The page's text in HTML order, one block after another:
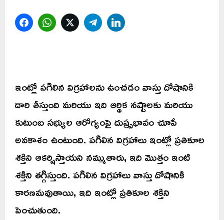
FacebookWhatsAppTwitterTelegram
ఇంట్లో పగిలిన విగ్రహాలను ఉంచడం వాస్తు దోషానికి
దారి తీస్తుంది మరియు ఇది ఆర్థిక నష్టాలకు మరియు
కుటుంబ సభ్యుల ఆరోగ్యంపై దుష్ప్రభావం చూపే
అవకాశం ఉంటుంది. పగిలిన విగ్రహాలు ఇంట్లో ప్రతికూల
శక్తిని ఆకర్షిస్తాయని నమ్ముతారు, ఇది మొత్తం ఇంటి
శక్తిని తగ్గిస్తుంది. పగిలిన విగ్రహాలు వాస్తు దోషానికి
కారణమవుతాయి, ఇది ఇంట్లో ప్రతికూల శక్తిని
పెంచుతుంది.